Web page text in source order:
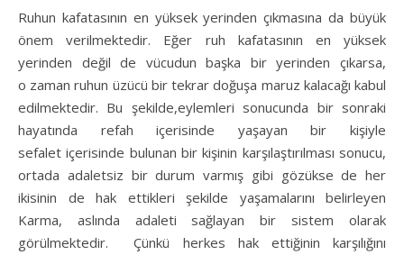
Ruhun kafatasının en yüksek yerinden çıkmasına da büyük
önem verilmektedir. Eğer ruh kafatasının en yüksek
yerinden değil de vücudun başka bir yerinden çıkarsa,
o zaman ruhun üzücü bir tekrar doğuşa maruz kalacağı kabul
edilmektedir. Bu şekilde,eylemleri sonucunda bir sonraki
hayatında refah içerisinde yaşayan bir kişiyle
sefalet içerisinde bulunan bir kişinin karşılaştırılması sonucu,
ortada adaletsiz bir durum varmış gibi gözükse de her
ikisinin de hak ettikleri şekilde yaşamalarını belirleyen
Karma, aslında adaleti sağlayan bir sistem olarak
görülmektedir. Çünkü herkes hak ettiğinin karşılığını